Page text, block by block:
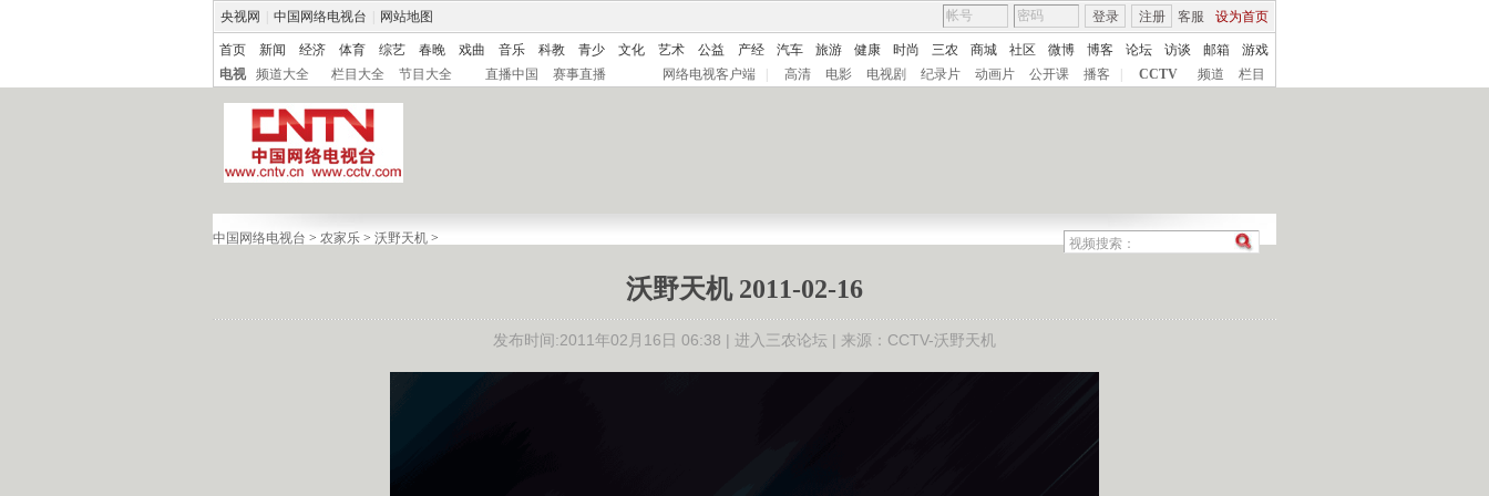
央视网 中国网络电视台 网站地图 客服 设为首页
登录 注册
首页 新闻 经济 体育 综艺 春晚 戏曲 音乐 科教 青少 文化 艺术 公益 产经 汽车 旅游 健康 时尚 三农 商城 社区 微博 博客 论坛 访谈 邮箱
游戏
电视
频道大全 栏目大全 节目大全 直播中国 赛事直播 网络电视客户端 高清 电影 电视剧 纪录片 动画片 公开课 播客 CCTV 频道 栏目
中国网络电视台 > 农家乐 > 沃野天机 >
沃野天机 2011-02-16
发布时间:2011年02月16日 06:38 | 进入三农论坛 | 来源：CCTV-沃野天机